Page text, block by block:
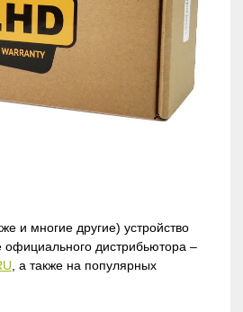
и многие другие) устройство
официального дистрибьютора –
, а также на популярных